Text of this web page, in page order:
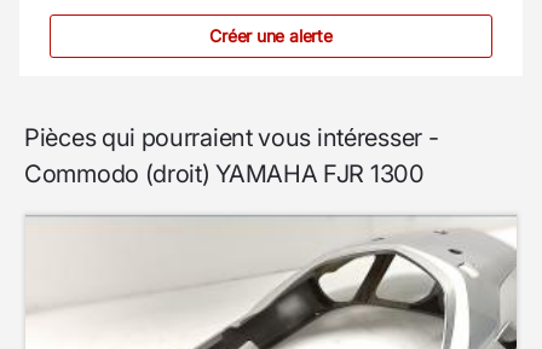
Créer une alerte
Pièces qui pourraient vous intéresser -
Commodo (droit) YAMAHA FJR 1300